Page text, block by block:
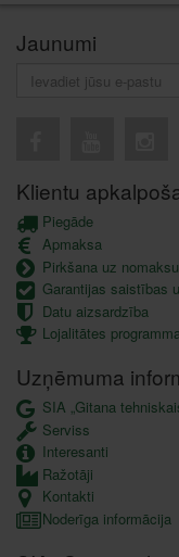
Jaunumi
Klientu
Piegāde
Apmaksa
Pirkšana uz
Garantijas saistības
Datu aizsardzība
Lojalitātes
Uzņēmuma
SIA „Gitana
Serviss
Interesanti
Ražotāji
Kontakti
Noderīga informācija